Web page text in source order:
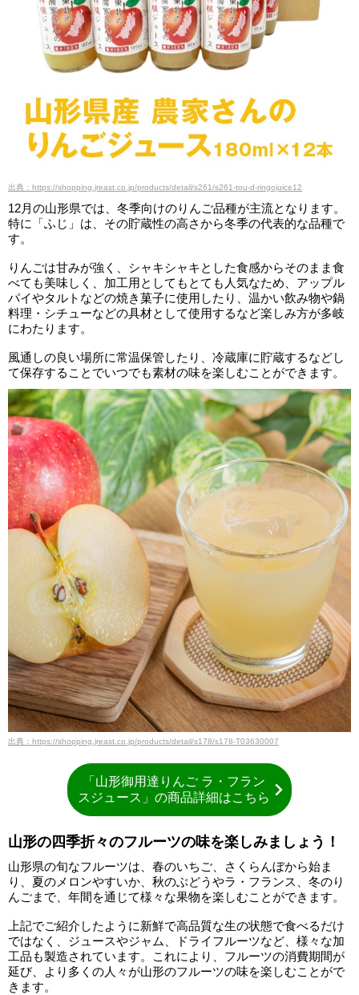
出典：https://shopping.jreast.co.jp/products/detail/s261/s261-tou-d-ringojuice12
12月の山形県では、冬季向けのりんご品種が主流となります。
特に「ふじ」は、その貯蔵性の高さから冬季の代表的な品種で
す。
りんごは甘みが強く、シャキシャキとした食感からそのまま食
べても美味しく、加工用としてもとても人気なため、アップル
パイやタルトなどの焼き菓子に使用したり、温かい飲み物や鍋
料理・シチューなどの具材として使用するなど楽しみ方が多岐
にわたります。
風通しの良い場所に常温保管したり、冷蔵庫に貯蔵するなどし
て保存することでいつでも素材の味を楽しむことができます。
出典：https://shopping.jreast.co.jp/products/detail/s178/s178-T03630007
「山形御用達りんご ラ・フラン
スジュース」の商品詳細はこちら
山形の四季折々のフルーツの味を楽しみましょう！
山形県の旬なフルーツは、春のいちご、さくらんぼから始ま
り、夏のメロンやすいか、秋のぶどうやラ・フランス、冬のり
んごまで、年間を通じて様々な果物を楽しむことができます。
上記でご紹介したように新鮮で高品質な生の状態で食べるだけ
ではなく、ジュースやジャム、ドライフルーツなど、様々な加
工品も製造されています。これにより、フルーツの消費期間が
延び、より多くの人々が山形のフルーツの味を楽しむことがで
きます。